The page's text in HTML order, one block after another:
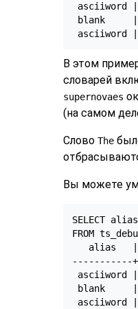
asciiword
blank
asciiword
В этом
словарей
supernovaes
(на самом
Слово The
Вы можете
SELECT
FROM
alias
-----------
blank
asciiword